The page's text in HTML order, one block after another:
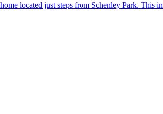
located just steps from Schenley Park. This